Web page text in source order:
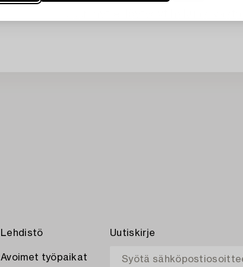
Juuri nyt ei löytynyt hakuasi
Lehdistö
Avoimet työpaikat
Uutiskirje